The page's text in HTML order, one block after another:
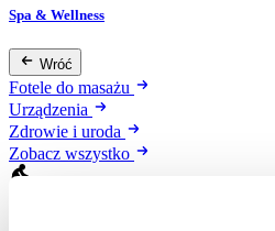
Spa & Wellness
Wróć
Fotele do masażu
Urządzenia
Zdrowie i uroda
Zobacz wszystko